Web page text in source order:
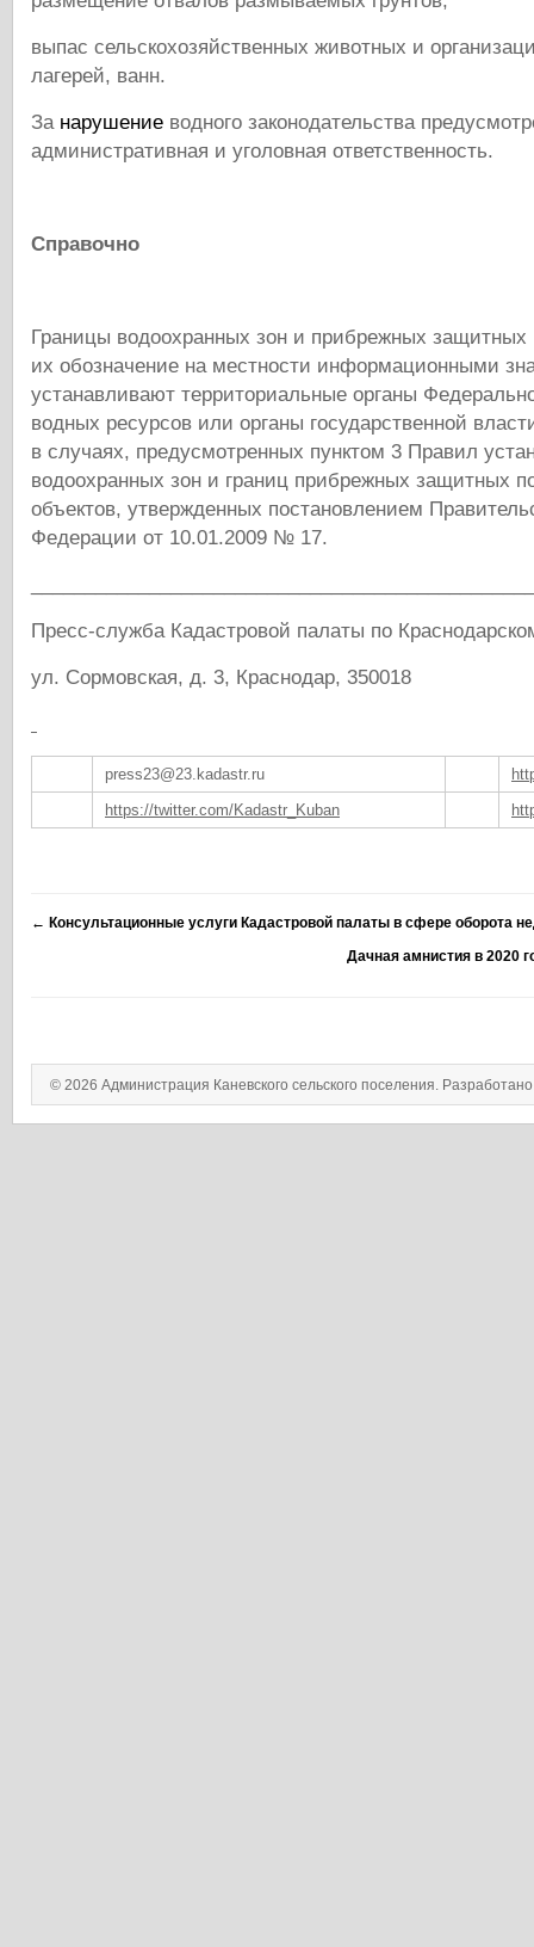
выпас сельскохозяйственных животных и
лагерей, ванн.
За нарушение водного законодательства
административная и уголовная ответственность.
Справочно
Границы водоохранных зон и прибрежных защитных
их обозначение на местности информационными
устанавливают территориальные органы
водных ресурсов или органы государственной
в случаях, предусмотренных пунктом 3 Правил
водоохранных зон и границ прибрежных защитных
объектов, утвержденных постановлением
Федерации от 10.01.2009 № 17.
Пресс-служба Кадастровой палаты по
ул. Сормовская, д. 3, Краснодар, 350018
press23@23.kadastr.ru
https://twitter.com/Kadastr_Kuban
← Консультационные услуги Кадастровой палаты в сфере оборота
Дачная амнистия в 2020
© 2026 Администрация Каневского сельского поселения.